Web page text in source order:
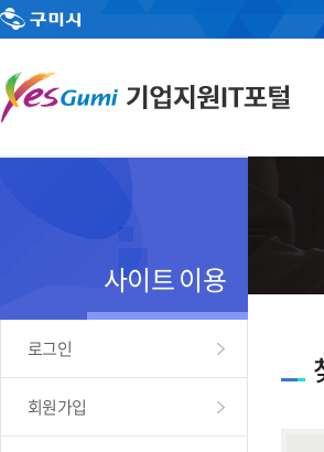
사이트 이용
로그인
회원가입